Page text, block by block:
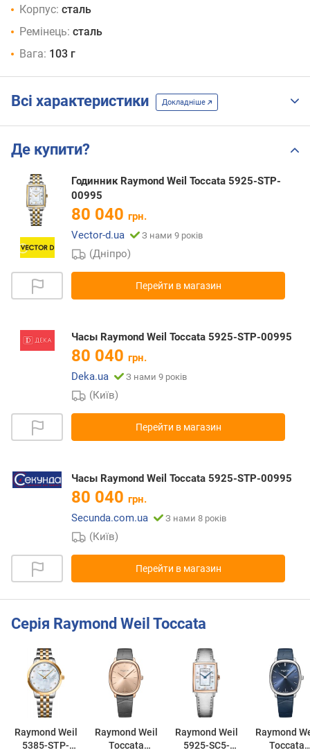
Корпус: сталь
Ремінець: сталь
Вага: 103 г
Всі характеристики Докладніше
Де купити?
Годинник Raymond Weil Toccata 5925-STP-
00995
80 040 грн.
Vector-d.ua
З нами 9 років
(Дніпро)
Перейти в магазин
Часы Raymond Weil Toccata 5925-STP-00995
80 040 грн.
Deka.ua
З нами 9 років
(Київ)
Перейти в магазин
Часы Raymond Weil Toccata 5925-STP-00995
80 040 грн.
Secunda.com.ua
З нами 8 років
(Київ)
Перейти в магазин
Серія Raymond Weil Toccata
Raymond Weil
5385-STP-
Raymond Weil
Toccata
Raymond Weil
5925-SC5-
Raymond
Toccata